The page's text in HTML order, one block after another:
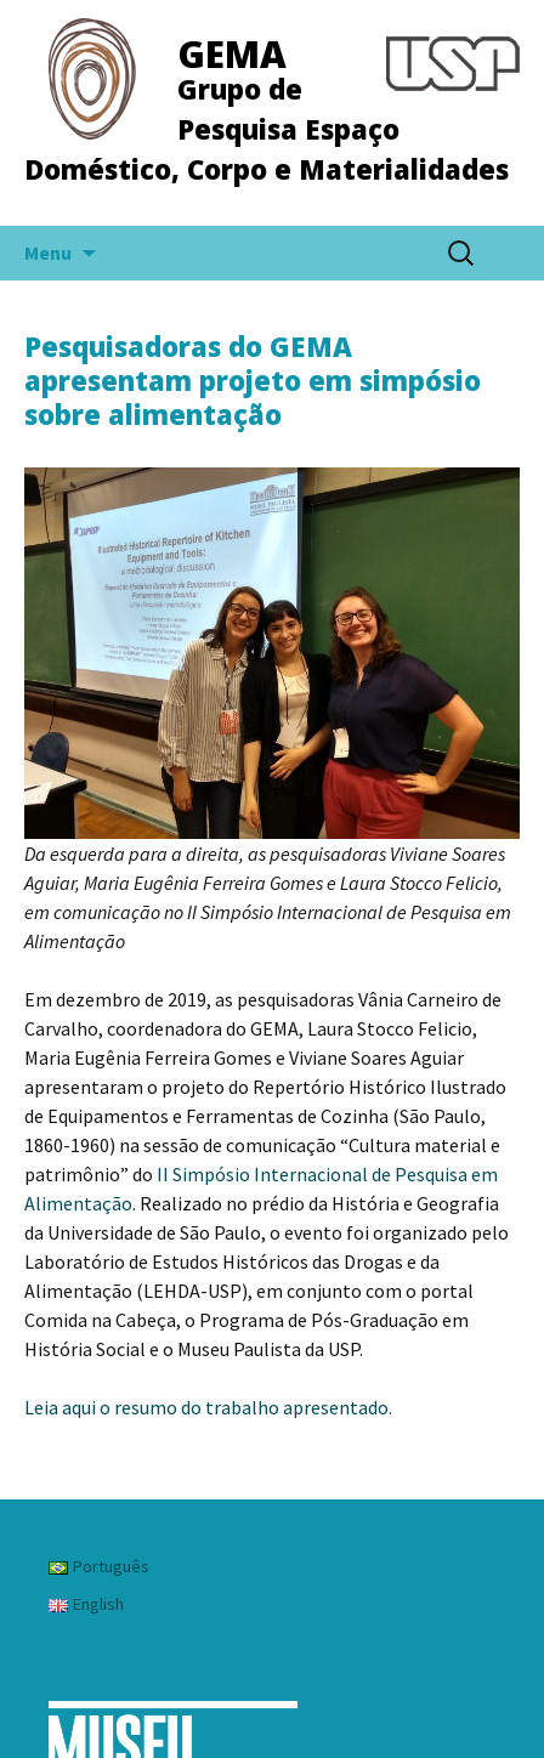
GEMA
Grupo de
Pesquisa Espaço
Doméstico, Corpo e Materialidades
Menu
Pesquisar
por:
Pesquisadoras do GEMA
apresentam projeto em simpósio
sobre alimentação
Da esquerda para a direita, as pesquisadoras Viviane Soares
Aguiar, Maria Eugênia Ferreira Gomes e Laura Stocco Felicio,
em comunicação no II Simpósio Internacional de Pesquisa em
Alimentação
Em dezembro de 2019, as pesquisadoras Vânia Carneiro de
Carvalho, coordenadora do GEMA, Laura Stocco Felicio,
Maria Eugênia Ferreira Gomes e Viviane Soares Aguiar
apresentaram o projeto do Repertório Histórico Ilustrado
de Equipamentos e Ferramentas de Cozinha (São Paulo,
1860-1960) na sessão de comunicação “Cultura material e
patrimônio” do II Simpósio Internacional de Pesquisa em
Alimentação. Realizado no prédio da História e Geografia
da Universidade de São Paulo, o evento foi organizado pelo
Laboratório de Estudos Históricos das Drogas e da
Alimentação (LEHDA-USP), em conjunto com o portal
Comida na Cabeça, o Programa de Pós-Graduação em
História Social e o Museu Paulista da USP.
Leia aqui o resumo do trabalho apresentado.
Português
English